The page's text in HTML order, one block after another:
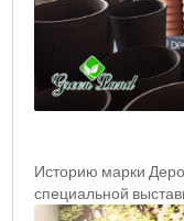
Историю марки
специальной